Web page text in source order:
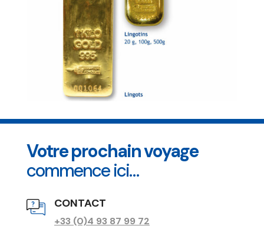
Votre prochain voyage
commence ici…
CONTACT
+33 (0)4 93 87 99 72